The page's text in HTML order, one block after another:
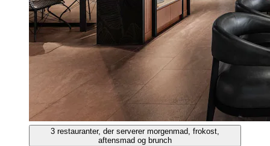
3 restauranter, der serverer morgenmad, frokost,
aftensmad og brunch